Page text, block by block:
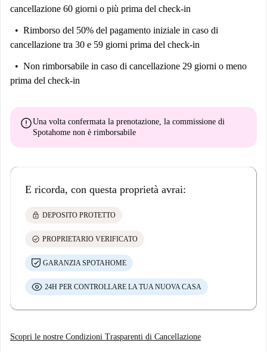
cancellazione 60 giorni o più prima del check-in
Rimborso del 50% del pagamento iniziale in caso di
cancellazione tra 30 e 59 giorni prima del check-in
Non rimborsabile in caso di cancellazione 29 giorni o meno
prima del check-in
errorUna volta confermata la prenotazione, la commissione di
Spotahome non è rimborsabile
E ricorda, con questa proprietà avrai:
lock DEPOSITO PROTETTO
check_circle PROPRIETARIO VERIFICATO
GARANZIA SPOTAHOME
24H PER CONTROLLARE LA TUA NUOVA CASA
Scopri le nostre Condizioni Trasparenti di Cancellazione